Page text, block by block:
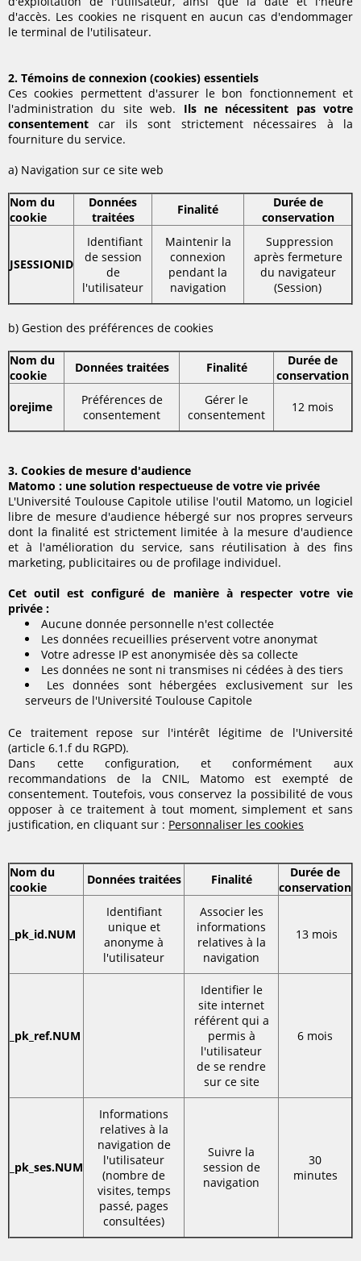
d'accès. Les cookies ne risquent en aucun cas d'endommager
le terminal de l'utilisateur.
2. Témoins de connexion (cookies) essentiels
Ces cookies permettent d'assurer le bon fonctionnement et
l'administration du site web. Ils ne nécessitent pas votre
consentement car ils sont strictement nécessaires à la
fourniture du service.
a) Navigation sur ce site web
Nom du
cookie
Données
traitées
Finalité
Durée de
conservation
JSESSIONID
Identifiant
de session
de
l'utilisateur
Maintenir la
connexion
pendant la
navigation
Suppression
après fermeture
du navigateur
(Session)
b) Gestion des préférences de cookies
Nom du
cookie
Données traitées Finalité
Durée de
conservation
orejime
Préférences de
consentement
Gérer le
consentement
12 mois
3. Cookies de mesure d'audience
Matomo : une solution respectueuse de votre vie privée
L'Université Toulouse Capitole utilise l'outil Matomo, un logiciel
libre de mesure d'audience hébergé sur nos propres serveurs
dont la finalité est strictement limitée à la mesure d'audience
et à l'amélioration du service, sans réutilisation à des fins
marketing, publicitaires ou de profilage individuel.
Cet outil est configuré de manière à respecter votre vie
privée :
Aucune donnée personnelle n'est collectée
Les données recueillies préservent votre anonymat
Votre adresse IP est anonymisée dès sa collecte
Les données ne sont ni transmises ni cédées à des tiers
Les données sont hébergées exclusivement sur les
serveurs de l'Université Toulouse Capitole
Ce traitement repose sur l'intérêt légitime de l'Université
(article 6.1.f du RGPD).
Dans cette configuration, et conformément aux
recommandations de la CNIL, Matomo est exempté de
consentement. Toutefois, vous conservez la possibilité de vous
opposer à ce traitement à tout moment, simplement et sans
justification, en cliquant sur : Personnaliser les cookies
Nom du
cookie
Données traitées Finalité
Durée de
conservation
_pk_id.NUM
Identifiant
unique et
anonyme à
l'utilisateur
Associer les
informations
relatives à la
navigation
13 mois
_pk_ref.NUM
Identifier le
site internet
référent qui a
permis à
l'utilisateur
de se rendre
sur ce site
6 mois
_pk_ses.NUM
Informations
relatives à la
navigation de
l'utilisateur
(nombre de
visites, temps
passé, pages
consultées)
Suivre la
session de
navigation
30
minutes